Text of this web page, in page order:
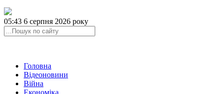
05:43 6 серпня 2026 року
Головна
Відеоновини
Війна
Економіка